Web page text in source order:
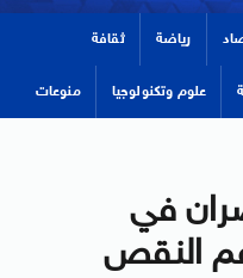
رياضة ثقافة
علوم وتكنولوجيا منوعات
في
النقص